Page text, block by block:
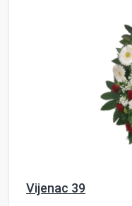
Vijenac 39